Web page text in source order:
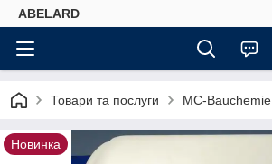
ABELARD
Товари та послуги MC-Bauchemie
Новинка